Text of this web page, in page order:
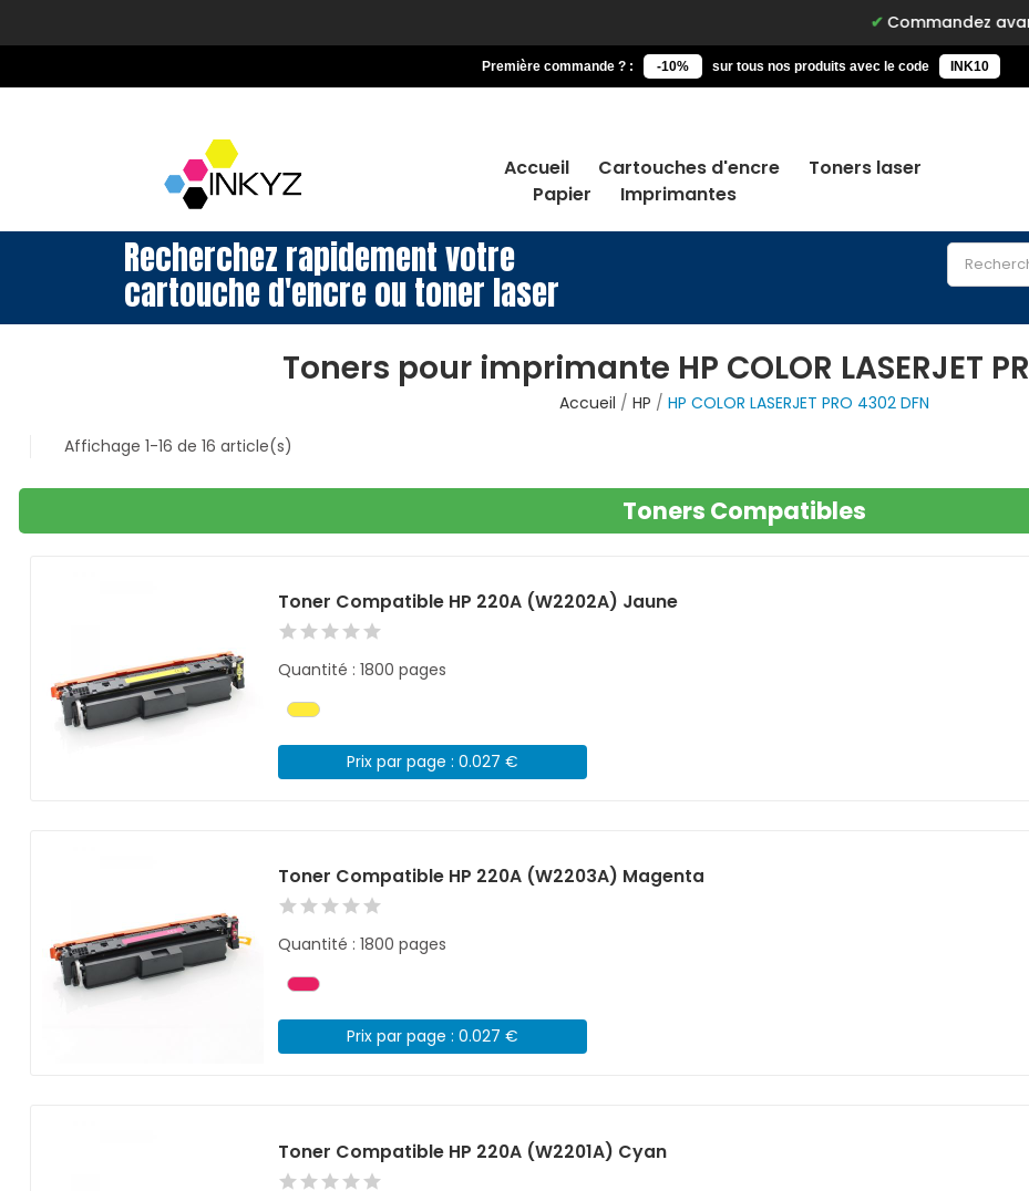
Commandez avant 15h,
Première commande ? : -10% sur tous nos produits avec le code INK10
Accueil Cartouches d'encre
Toners laser
Papier
Imprimantes
Recherchez rapidement votre
cartouche d'encre ou toner laser
Toners pour imprimante HP COLOR LASERJET
Accueil HP
HP COLOR LASERJET PRO 4302 DFN
Affichage 1-16 de 16 article(s)
Toners Compatibles
Toner Compatible HP 220A (W2202A) Jaune
Quantité : 1800 pages
Prix par page : 0.027 €
Toner Compatible HP 220A (W2203A) Magenta
Quantité : 1800 pages
Prix par page : 0.027 €
Toner Compatible HP 220A (W2201A) Cyan